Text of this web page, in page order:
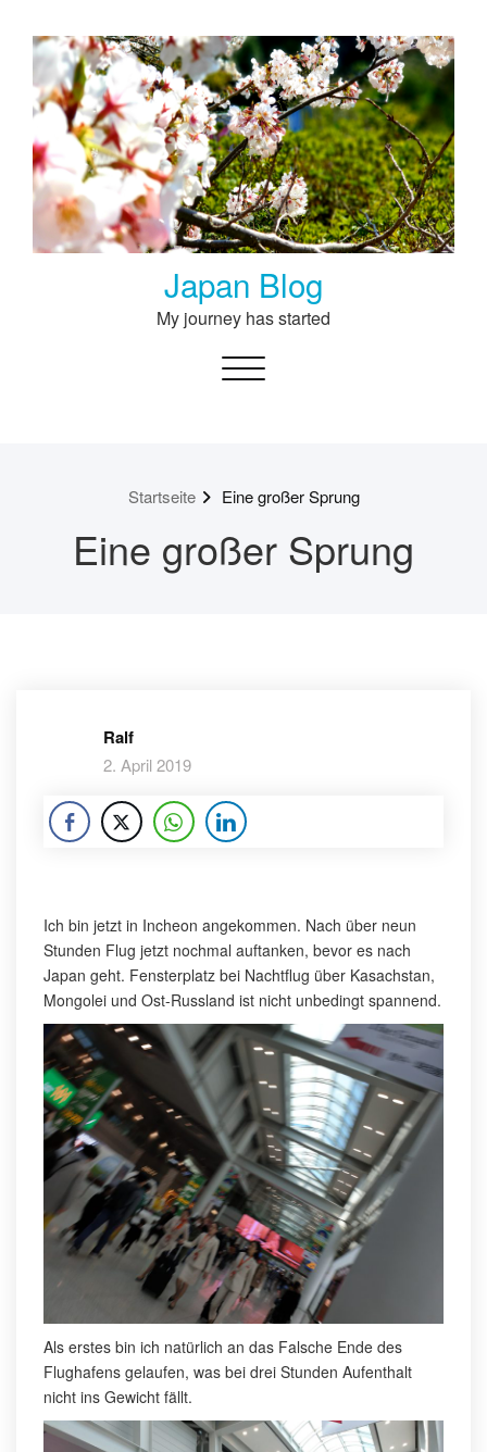
content
Japan Blog
My journey has started
Toggle navigation
Startseite Eine großer Sprung
Eine großer Sprung
Ralf
2. April 2019
Ich bin jetzt in Incheon angekommen. Nach über neun
Stunden Flug jetzt nochmal auftanken, bevor es nach
Japan geht. Fensterplatz bei Nachtflug über Kasachstan,
Mongolei und Ost-Russland ist nicht unbedingt spannend.
Als erstes bin ich natürlich an das Falsche Ende des
Flughafens gelaufen, was bei drei Stunden Aufenthalt
nicht ins Gewicht fällt.